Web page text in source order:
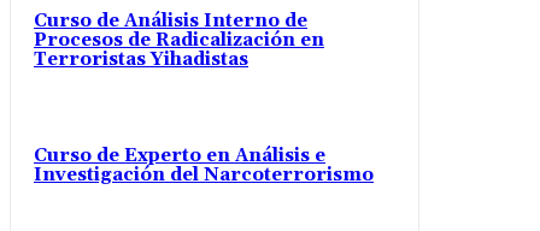
Curso de Análisis Interno de
Procesos de Radicalización en
Terroristas Yihadistas
Curso de Experto en Análisis e
Investigación del Narcoterrorismo